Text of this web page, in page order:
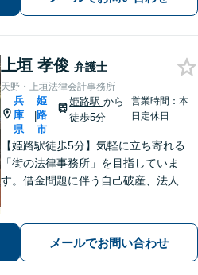
か」と躊躇されている方もご相談くだ
さい。
上垣 孝俊 弁護士
天野・上垣法律会計事務所
兵
庫
県
|
姫
路
市
姫路駅から
徒歩5分
営業時間：本
日定休日
【姫路駅徒歩5分】気軽に立ち寄れる
「街の法律事務所」を目指していま
す。借金問題に伴う自己破産、法人破
しっかり耳を傾けサポートいたしま
す。【初回相談無料】【個室対応】
メールでお問い合わせ